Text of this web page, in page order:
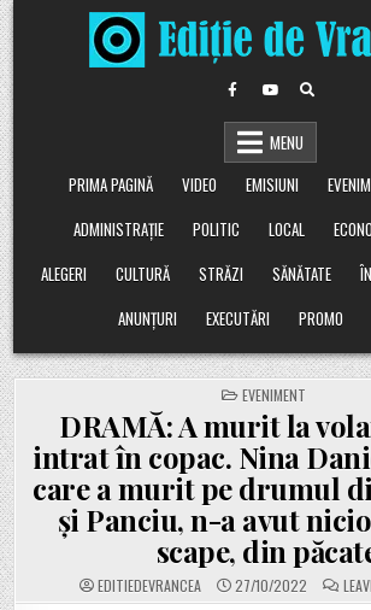
Skip
to
content
MENU
PRIMA PAGINĂ
VIDEO EMISIUNI
ADMINISTRAȚIE
POLITIC LOCAL
ALEGERI
CULTURĂ STRĂZI SĂNĂTATE
ANUNȚURI
EXECUTĂRI PROMO
POSTED
IN
EVENIMENT
DRAMĂ: A murit la
intrat în copac. Nina
care a murit pe drumul
și Panciu, n-a avut nicio
scape, din
EDITIEDEVRANCEA 27/10/2022